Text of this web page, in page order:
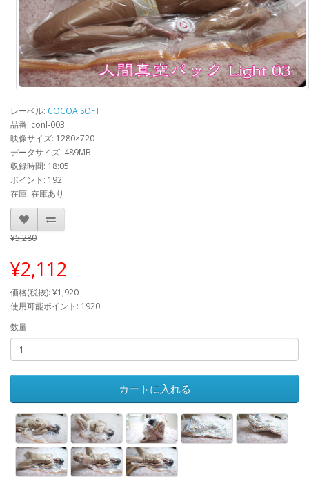
レーベル: COCOA SOFT
品番: conl-003
映像サイズ: 1280×720
データサイズ: 489MB
収録時間: 18:05
ポイント: 192
在庫: 在庫あり
¥5,280
¥2,112
価格(税抜): ¥1,920
使用可能ポイント: 1920
数量
カートに入れる